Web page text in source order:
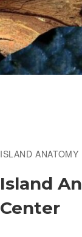
ISLAND ANATOMY
Island
Center